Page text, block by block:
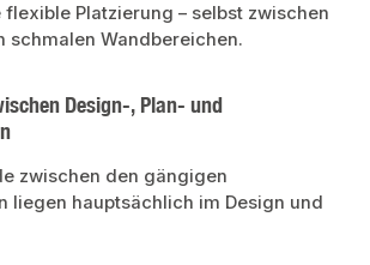
Platzierung – selbst zwischen
schmalen Wandbereichen.
Design-, Plan- und
zwischen den gängigen
liegen hauptsächlich im Design und